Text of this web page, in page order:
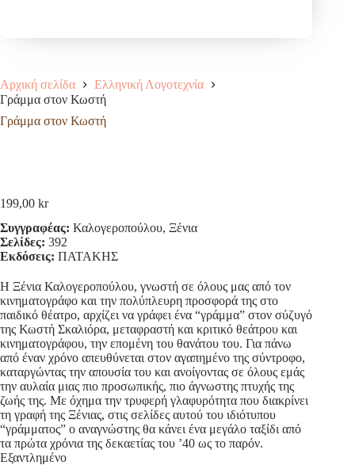
Αρχική σελίδα
Ελληνική Λογοτεχνία
Γράμμα στον Κωστή
Γράμμα στον Κωστή
199,00 kr
Συγγραφέας: Καλογεροπούλου, Ξένια
Σελίδες: 392
Εκδόσεις: ΠΑΤΑΚΗΣ
Η Ξένια Καλογεροπούλου, γνωστή σε όλους μας από τον
κινηματογράφο και την πολύπλευρη προσφορά της στο
παιδικό θέατρο, αρχίζει να γράφει ένα “γράμμα” στον σύζυγό
της Κωστή Σκαλιόρα, μεταφραστή και κριτικό θεάτρου και
κινηματογράφου, την επομένη του θανάτου του. Για πάνω
από έναν χρόνο απευθύνεται στον αγαπημένο της σύντροφο,
καταργώντας την απουσία του και ανοίγοντας σε όλους εμάς
την αυλαία μιας πιο προσωπικής, πιο άγνωστης πτυχής της
ζωής της. Με όχημα την τρυφερή γλαφυρότητα που διακρίνει
τη γραφή της Ξένιας, στις σελίδες αυτού του ιδιότυπου
“γράμματος” ο αναγνώστης θα κάνει ένα μεγάλο ταξίδι από
τα πρώτα χρόνια της δεκαετίας του ’40 ως το παρόν.
Εξαντλημένο